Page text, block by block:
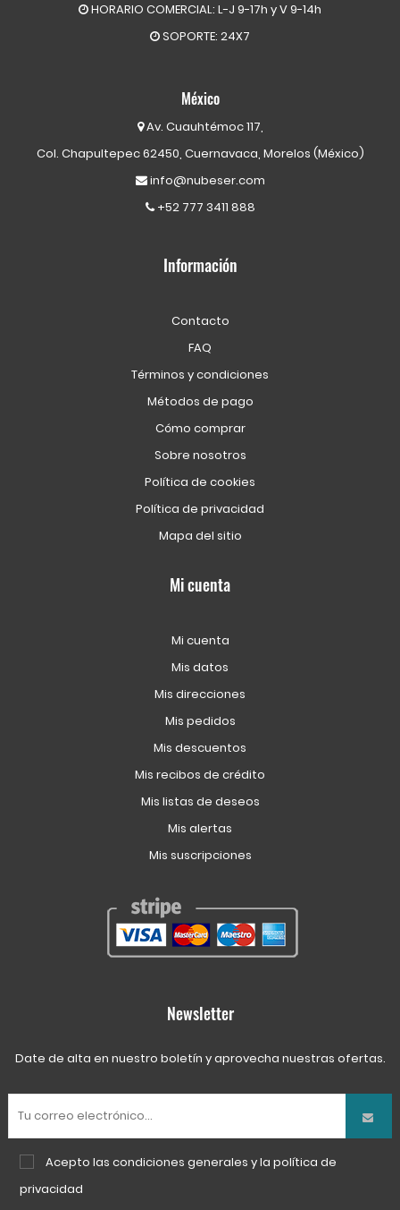
HORARIO COMERCIAL: L-J 9-17h y V 9-14h
SOPORTE: 24X7
México
Av. Cuauhtémoc 117,
Col. Chapultepec 62450, Cuernavaca, Morelos (México)
info@nubeser.com
+52 777 3411 888
Información
Contacto
FAQ
Términos y condiciones
Métodos de pago
Cómo comprar
Sobre nosotros
Política de cookies
Política de privacidad
Mapa del sitio
Mi cuenta
Mi cuenta
Mis datos
Mis direcciones
Mis pedidos
Mis descuentos
Mis recibos de crédito
Mis listas de deseos
Mis alertas
Mis suscripciones
Newsletter
Date de alta en nuestro boletín y aprovecha nuestras ofertas.
Acepto las condiciones generales y la política de
privacidad